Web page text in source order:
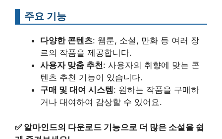
주요 기능
다양한 콘텐츠: 웹툰, 소설, 만화 등 여러 장
르의 작품을 제공합니다.
사용자 맞춤 추천: 사용자의 취향에 맞는 콘
텐츠 추천 기능이 있습니다.
구매 및 대여 시스템 : 원하는 작품을 구매하
거나 대여하여 감상할 수 있어요.
✅ 알마인드의 다운로드 기능으로 더 많은 소설을 쉽